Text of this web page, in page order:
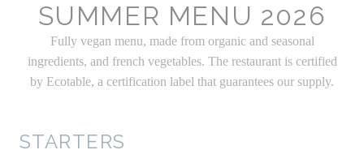
SUMMER MENU 2026
Fully vegan menu, made from organic and seasonal
ingredients, and french vegetables. The restaurant is certified
by Ecotable, a certification label that guarantees our supply.
STARTERS